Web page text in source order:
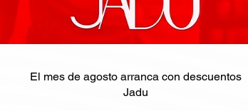
El mes de agosto arranca con descuentos
Jadu